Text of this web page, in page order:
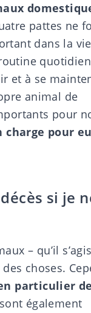
pattes ne
dans la
et à se
animal de
pour
charge pour
si je
– qu’il
choses.
particulier
également